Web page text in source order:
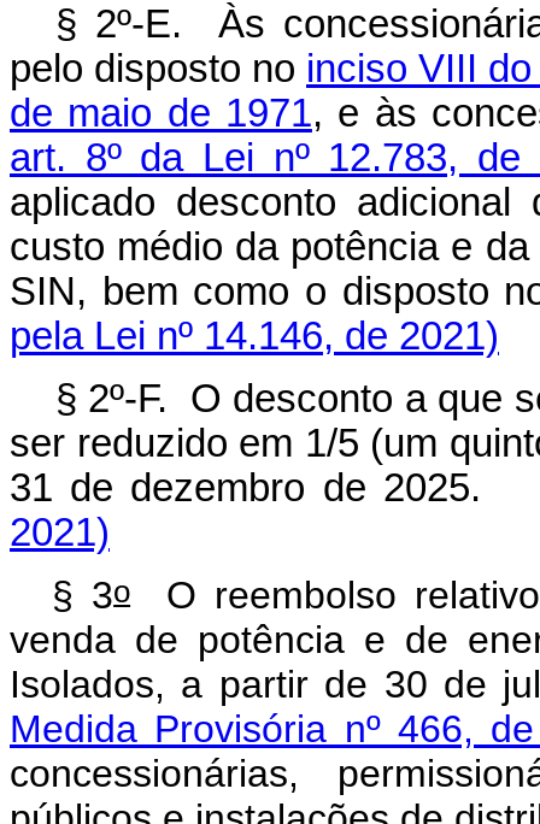
§ 2º-E. Às
pelo disposto no inciso VIII do
de maio de 1971, e às
art. 8º da Lei nº 12.783,
aplicado desconto
custo médio da potência e
SIN, bem como o
pela Lei nº 14.146, de 2021)
§ 2º-F. O desconto a que
ser reduzido em 1/5 (um
31 de dezembro de
2021)
§ 3oO reembolso
venda de potência e de
Isolados, a partir de 30 de
Medida Provisória nº 466,
concessionárias,